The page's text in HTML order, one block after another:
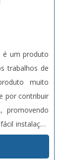
equipe com
a
garantem o
é um produto
trabalhos de
muito
por contribuir
promovendo
instalação
com
de carga